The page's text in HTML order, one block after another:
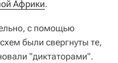
Африки.
с помощью
были свергнуты те,
"диктаторами".